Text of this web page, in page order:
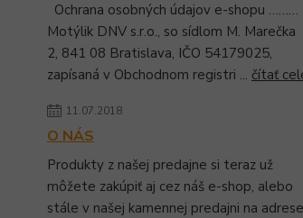
Ochrana osobných údajov e-shopu ………
Motýlik DNV s.r.o., so sídlom M. Marečka
2, 841 08 Bratislava, IČO 54179025,
zapísaná v Obchodnom registri ... čítať
11.07.2018
O NÁS
Produkty z našej predajne si teraz už
môžete zakúpiť aj cez náš e-shop, alebo
stále v našej kamennej predajni na